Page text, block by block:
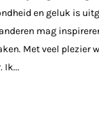
en geluk is
mag
Met veel plezier
Ik...